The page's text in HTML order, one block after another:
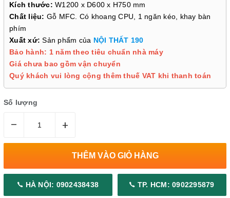
Kích thước: W1200 x D600 x H750 mm
Chất liệu: Gỗ MFC. Có khoang CPU, 1 ngăn kéo, khay bàn
phím
Xuất xứ: Sản phẩm của NỘI THẤT 190
Bảo hành: 1 năm theo tiêu chuẩn nhà máy
Giá chưa bao gồm vận chuyển
Quý khách vui lòng cộng thêm thuế VAT khi thanh toán
Số lượng
– +
THÊM VÀO GIỎ HÀNG
HÀ NỘI: 0902438438 TP. HCM: 0902295879